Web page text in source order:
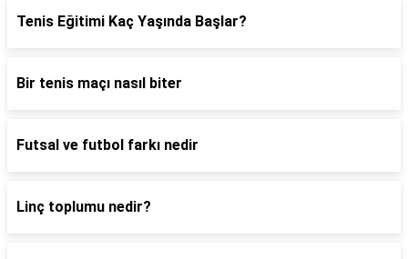
Tenis Eğitimi Kaç Yaşında Başlar?
Bir tenis maçı nasıl biter
Futsal ve futbol farkı nedir
Linç toplumu nedir?